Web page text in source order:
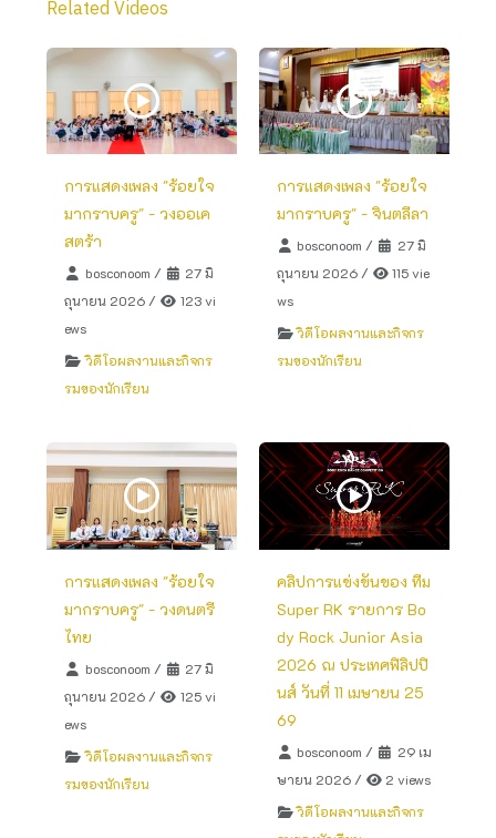
Related Videos
การแสดงเพลง "ร้อยใจ
มากราบครู" - วงออเค
สตร้า
bosconoom /
27 มิ
ถุนายน 2026 /
123 vi
ews
วิดีโอผลงานและกิจกร
รมของนักเรียน
การแสดงเพลง "ร้อยใจ
มากราบครู" - จินตลีลา
bosconoom /
27 มิ
ถุนายน 2026/
115 vie
ws
วิดีโอผลงานและกิจกร
รมของนักเรียน
การแสดงเพลง "ร้อยใจ
มากราบครู" - วงดนตรี
ไทย
bosconoom /
27 มิ
ถุนายน 2026 /
125 vi
ews
วิดีโอผลงานและกิจกร
รมของนักเรียน
คลิปการแข่งขันของ ทีม
Super RK รายการ Bo
dy Rock Junior Asia
2026 ณ ประเทศฟิลิปปิ
นส์ วันที่ 11 เมษายน 25
69
bosconoom /
29 เม
ษายน 2026/
2 views
วิดีโอผลงานและกิจกร